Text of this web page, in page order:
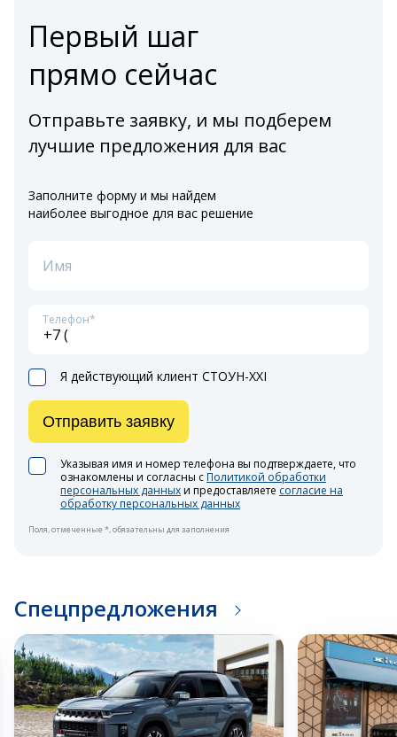
Первый шаг
прямо сейчас
Отправьте заявку, и мы подберем
лучшие предложения для вас
Заполните форму и мы найдем
наиболее выгодное для вас решение
Имя
Телефон*
Я действующий клиент СТОУН-XXI
Указывая имя и номер телефона вы подтверждаете, что
ознакомлены и согласны с Политикой обработки
персональных данныхи предоставляете согласие на
обработку персональных данных
Отправить заявку
Поля, отмеченные *, обязательны для заполнения
Спецпредложения